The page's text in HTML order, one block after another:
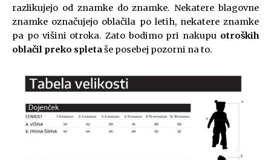
razlikujejo od znamke do znamke. Nekatere blagovne
znamke označujejo oblačila po letih, nekatere znamke
pa po višini otroka. Zato bodimo pri nakupu otroških
oblačil preko spletaše posebej pozorni na to.